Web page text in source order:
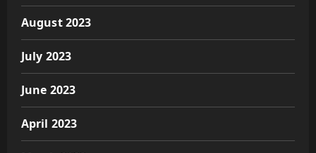
August 2023
July 2023
June 2023
April 2023